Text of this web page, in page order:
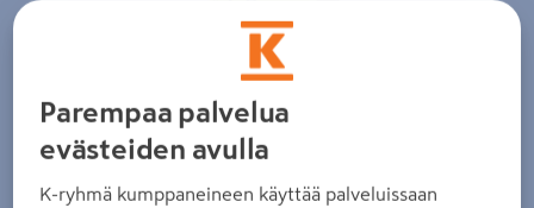
Parempaa palvelua
evästeiden avulla
K-ryhmä kumppaneineen käyttää palveluissaan